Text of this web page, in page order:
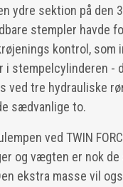
ydre sektion på den
stempler havde
kontrol, som
i stempelcylinderen -
ved tre hydrauliske
sædvanlige to.
ved TWIN
og vægten er nok
ekstra masse vil